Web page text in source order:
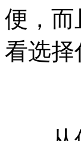
便，而
看选择